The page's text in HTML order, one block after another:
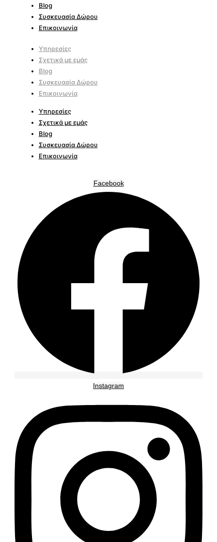
Blog
Συσκευασία Δώρου
Επικοινωνία
Υπηρεσίες
Σχετικά με εμάς
Blog
Συσκευασία Δώρου
Επικοινωνία
Υπηρεσίες
Σχετικά με εμάς
Blog
Συσκευασία Δώρου
Επικοινωνία
Facebook
Instagram